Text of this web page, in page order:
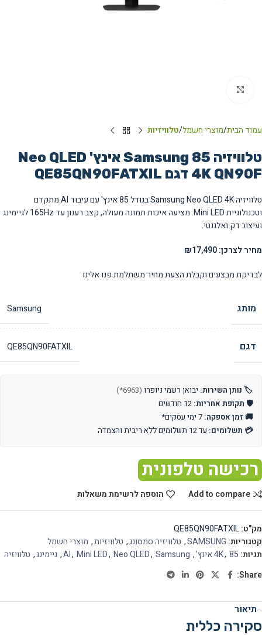
עמוד הבית מוצרי חשמל טלוויזיות
טלוויזיה Samsung 85 אינץ' Neo QLED
4K QN90F דגם QE85QN90FATXIL
טלוויזיה Samsung Neo QLED 4K בגודל 85 אינץ' עם עיבוד AI מתקדם
וטכנולוגיית Mini LED. מציעה איכות תמונה מעולה, קצב רענון עד 165Hz לגיימינג
ועיצוב דק ואלגנטי.
מחיר לצרכן: ₪17,490
לבדיקת מבצעים וקבלת הצעת מחיר משתלמת פנו אלינו
מותג Samsung
דגם QE85QN90FATXIL
🏷️ נותן השירות: יבואן רשמי ניופרו (6963*)
🛡️ תקופת אחריות:
🚚 זמן אספקה:
💳 תשלומים: עד 12 תשלומים ללא ריבית והצמדה
רכישה טלפונית
Add to compare הוספה לרשימת משאלות
מק"ט:QE85QN90FATXIL
קטגוריות: SAMSUNG
, טלוויזיה סמסונג, טלוויזיות, מוצרי חשמל
תגיות:
4K, 85 אינץ' ,
AI, Mini LED, Neo QLED, Samsung
, גיימינג, טלוויזיה
Share:
תיאור
סקירה כללית